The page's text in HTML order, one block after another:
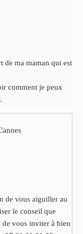
de ma maman qui est
comment je peux
de vous aiguiller au
le conseil que
de vous inviter à bien